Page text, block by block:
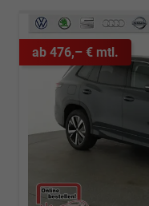
ab 476,– € mtl.